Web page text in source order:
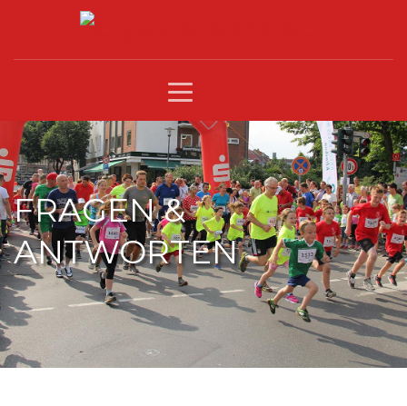
FRAGEN &
ANTWORTEN